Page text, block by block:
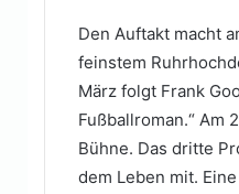
Den Auftakt macht
feinstem
März folgt Frank
Fußballroman.“ Am
Bühne. Das dritte
dem Leben mit.